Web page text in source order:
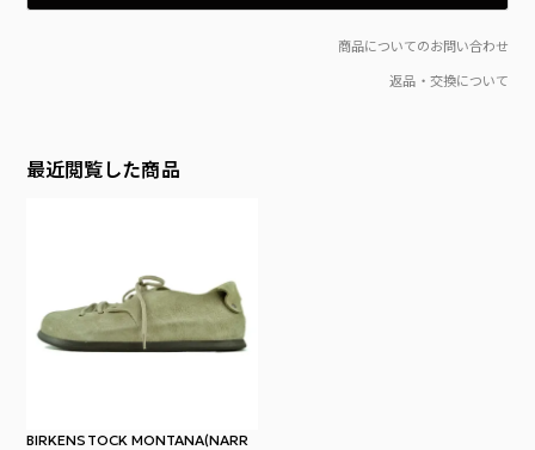
入荷時点でボックス（外箱）にダメージやマーキング等がある場合がございます。ご理解、ご了承のうえご購入をお願いいたします。
箱のダメージ、製品タグの付属を理由とする返品は、往復の送料及び代引き支払いの場合はその手数料をお客様にご負担いただきます。
当店では在庫管理システムにより複数のオンライン店舗の在庫を共有しております。
ご注文の殺到や検品時の不良品発覚など、在庫管理につきましては徹底して行ってはおりますが、 お客様のご注文のタイミングにより商品のご用意が出来ない場合がございます。
通常2〜5日程度でのお届けとなりすが、 商品の在庫状況により発送までにお時間を頂戴する場合がございます。
商品の色味はディスプレイの関係上、実際の商品の色と若干異なって見える場合がございます、予めご了承ください。
当店では環境に考慮したSDGsの観点から「お買上げ明細書」の同封はしておりません。「明細書・領収書」をご希望の場合は備考欄へ「明細書・領収書の有無」をご記載のうえご注文ください。
商品配送後、当店に事前連絡無く故意に受け取りを辞退した場合や 長期不在、住所変更等により当店へ商品が到着した場合、もしくは再注文時その様な前歴が有る場合は 当店規定による、送料＋事務手数料を頂戴致します。（一律1,500円）
This product is not returnable or replaceable unless defective.
商品についてのお問い合わせ
返品・交換について
最近閲覧した商品
BIRKENSTOCK MONTANA(NARR